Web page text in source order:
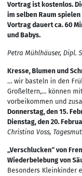
Vortrag ist kostenlos.
im selben Raum
Vortrag dauert ca. 60
und Babys.
Petra Mühlhäuser, Dipl.
Kresse, Blumen und
… wir basteln in den
Großeltern,… können
vorbeikommen und
Donnerstag, den 15.
Dienstag, den 20.
Christina Voss,
„Verschlucken“ von
Wiederbelebung von
Besonders Kleinkinder